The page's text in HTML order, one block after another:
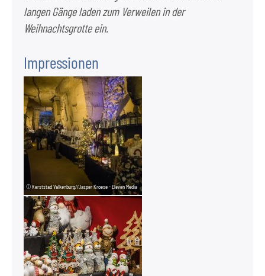
langen Gänge laden zum Verweilen in der
Weihnachtsgrotte ein.
Impressionen
© Kerststad Valkenburg//Jasper Kroese - Eleven Media